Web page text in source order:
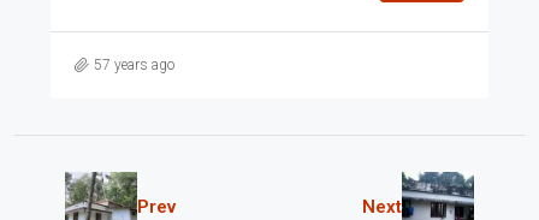
57 years ago
Prev Next